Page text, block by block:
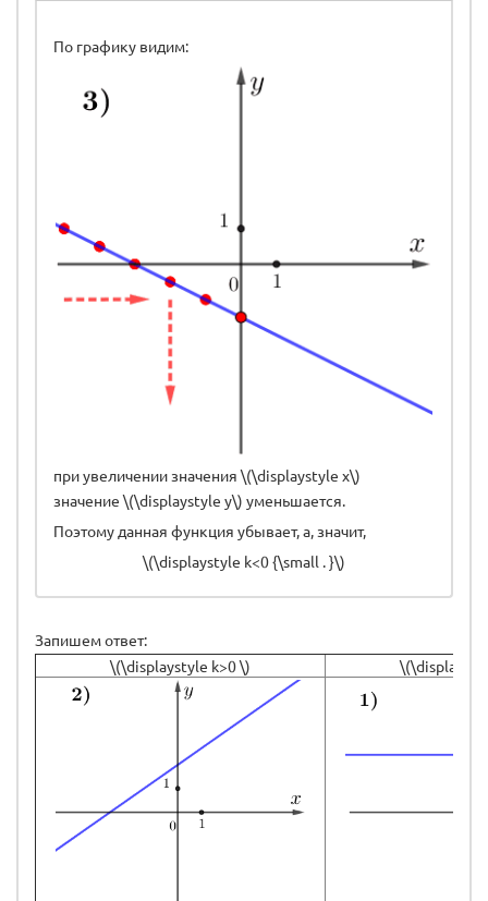
По графику видим:
при увеличении значения \(\displaystyle x\)
значение \(\displaystyle y\) уменьшается.
Поэтому данная функция убывает, а, значит,
\(\displaystyle k<0 {\small . }\)
Запишем ответ:
\(\displaystyle k>0 \)